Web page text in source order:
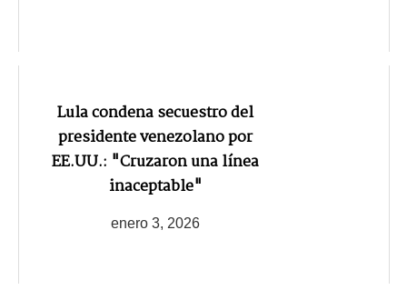
Lula condena secuestro del
presidente venezolano por
EE.UU.: "Cruzaron una línea
inaceptable"
enero 3, 2026